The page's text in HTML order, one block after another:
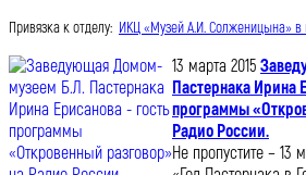
Привязка к отделу: ИКЦ «Музей А.И. Солженицына» в
13 марта 2015
Пастернака Ирина
программы
Радио России.
Не пропустите – 13